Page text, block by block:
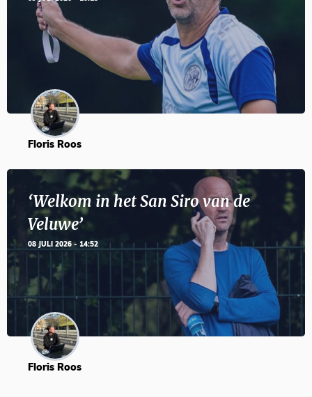
Floris Roos
‘Welkom in het San Siro van de
Veluwe’
08 JULI 2026 - 14:52
Floris Roos